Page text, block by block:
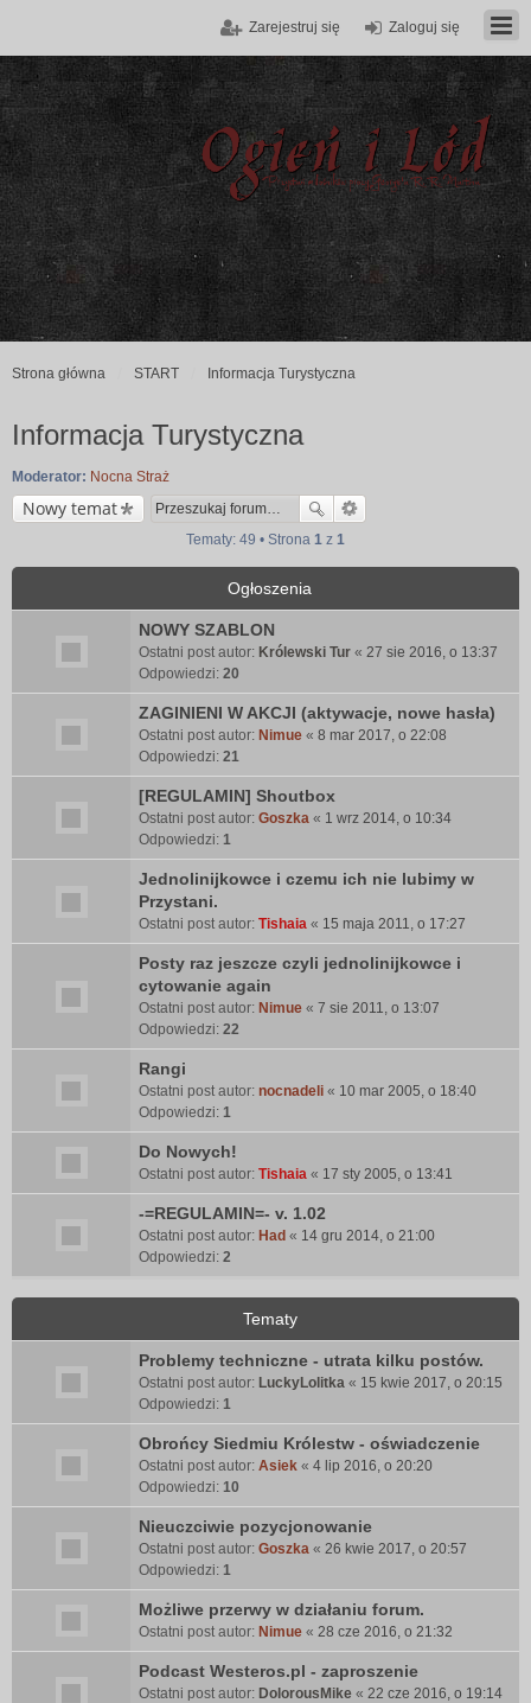
Zaloguj się
Zarejestruj się
Strona główna START Informacja Turystyczna
Informacja Turystyczna
Moderator: Nocna Straż
Nowy temat
Tematy: 49 • Strona 1 z 1
Ogłoszenia
NOWY SZABLON
Ostatni post autor: Królewski Tur « 27 sie 2016, o 13:37
Odpowiedzi: 20
ZAGINIENI W AKCJI (aktywacje, nowe hasła)
Ostatni post autor: Nimue « 8 mar 2017, o 22:08
Odpowiedzi: 21
[REGULAMIN] Shoutbox
Ostatni post autor: Goszka « 1 wrz 2014, o 10:34
Odpowiedzi: 1
Jednolinijkowce i czemu ich nie lubimy w
Przystani.
Ostatni post autor: Tishaia « 15 maja 2011, o 17:27
Posty raz jeszcze czyli jednolinijkowce i
cytowanie again
Ostatni post autor: Nimue « 7 sie 2011, o 13:07
Odpowiedzi: 22
Rangi
Ostatni post autor: nocnadeli « 10 mar 2005, o 18:40
Odpowiedzi: 1
Do Nowych!
Ostatni post autor: Tishaia « 17 sty 2005, o 13:41
-=REGULAMIN=- v. 1.02
Ostatni post autor: Had « 14 gru 2014, o 21:00
Odpowiedzi: 2
Tematy
Problemy techniczne - utrata kilku postów.
Ostatni post autor: LuckyLolitka « 15 kwie 2017, o 20:15
Odpowiedzi: 1
Obrońcy Siedmiu Królestw - oświadczenie
Ostatni post autor: Asiek « 4 lip 2016, o 20:20
Odpowiedzi: 10
Nieuczciwie pozycjonowanie
Ostatni post autor: Goszka « 26 kwie 2017, o 20:57
Odpowiedzi: 1
Możliwe przerwy w działaniu forum.
Ostatni post autor: Nimue « 28 cze 2016, o 21:32
Podcast Westeros.pl - zaproszenie
Ostatni post autor: DolorousMike « 22 cze 2016, o 19:14